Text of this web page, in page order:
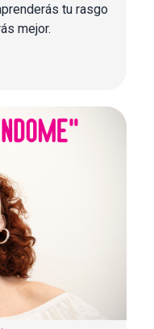
tu rasgo
mejor.